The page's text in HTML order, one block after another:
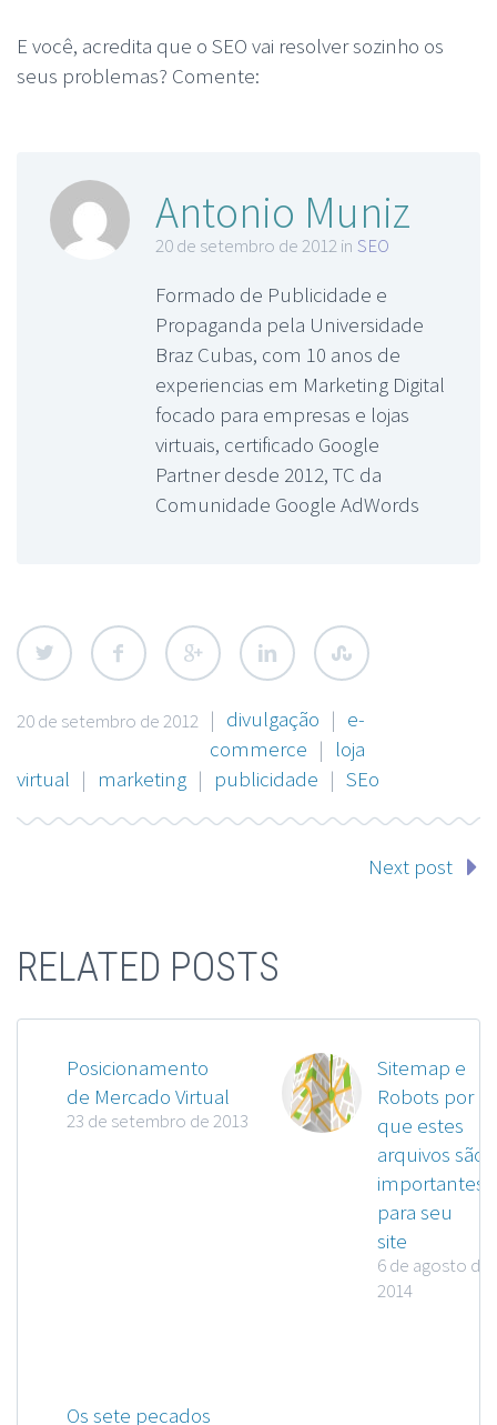
E você, acredita que o SEO vai resolver sozinho os
seus problemas? Comente:
Antonio Muniz
20 de setembro de 2012 in SEO
Formado de Publicidade e
Propaganda pela Universidade
Braz Cubas, com 10 anos de
experiencias em Marketing Digital
focado para empresas e lojas
virtuais, certificado Google
Partner desde 2012, TC da
Comunidade Google AdWords
20 de setembro de 2012 | divulgação | e-
commerce | loja
virtual | marketing | publicidade | SEo
Next post
RELATED POSTS
Posicionamento
de Mercado Virtual
23 de setembro de 2013
Sitemap e
Robots por
que estes
arquivos são
importantes
para seu
site
6 de agosto de
2014
Os sete pecados